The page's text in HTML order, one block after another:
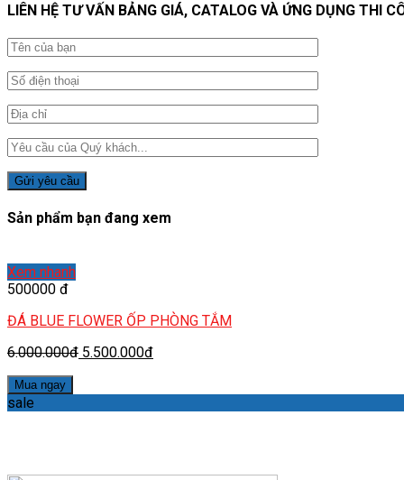
LIÊN HỆ TƯ VẤN BẢNG GIÁ, CATALOG VÀ ỨNG DỤNG THI
Sản phẩm bạn đang xem
Xem nhanh
500000 đ
ĐÁ BLUE FLOWER ỐP PHÒNG TẮM
6.000.000đ 5.500.000đ
Mua ngay
sale